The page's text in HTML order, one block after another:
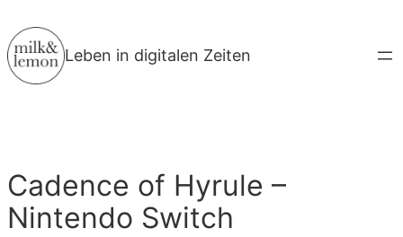
Inhalt
springen
Leben in digitalen Zeiten
Cadence of Hyrule –
Nintendo Switch